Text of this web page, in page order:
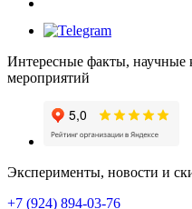
Интересные факты,
мероприятий
Эксперименты, новости и
+7 (924) 894-03-76